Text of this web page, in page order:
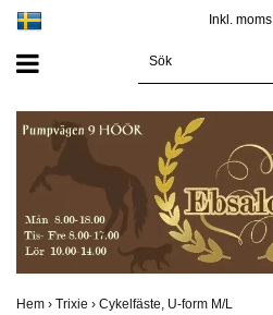
Inkl. moms
Hem › Trixie › Cykelfäste, U-form M/L